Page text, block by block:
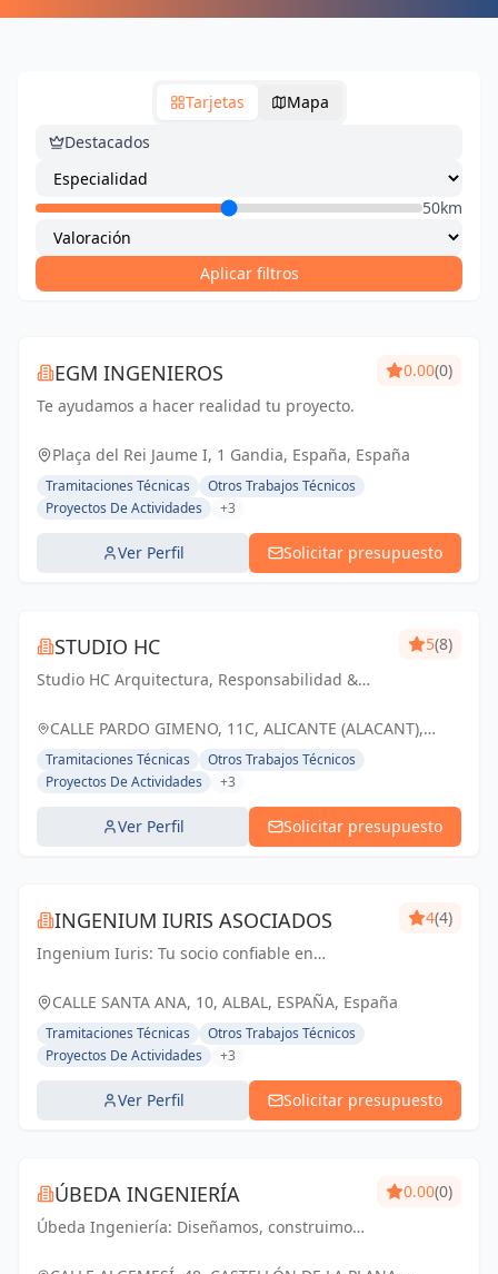
Tarjetas
Mapa
Destacados
50km
Aplicar filtros
EGM INGENIEROS
Te ayudamos a hacer realidad tu proyecto.
0.00(0)
Plaça del Rei Jaume I, 1 Gandia, España, España
Tramitaciones Técnicas
Otros Trabajos Técnicos
Proyectos De Actividades
+3
Ver Perfil Solicitar presupuesto
STUDIO HC
Studio HC Arquitectura, Responsabilidad &
5(8)
CALLE PARDO GIMENO, 11C, ALICANTE (ALACANT),
ESPAÑA, España
Tramitaciones Técnicas
Otros Trabajos Técnicos
Proyectos De Actividades
+3
Ver Perfil Solicitar presupuesto
INGENIUM IURIS ASOCIADOS
Ingenium Iuris: Tu socio confiable en
Soluciones profesionales para proyectos
4(4)
CALLE SANTA ANA, 10, ALBAL, ESPAÑA, España
Tramitaciones Técnicas
Otros Trabajos Técnicos
Proyectos De Actividades
+3
Ver Perfil Solicitar presupuesto
ÚBEDA INGENIERÍA
Úbeda Ingeniería: Diseñamos, construimos
0.00(0)